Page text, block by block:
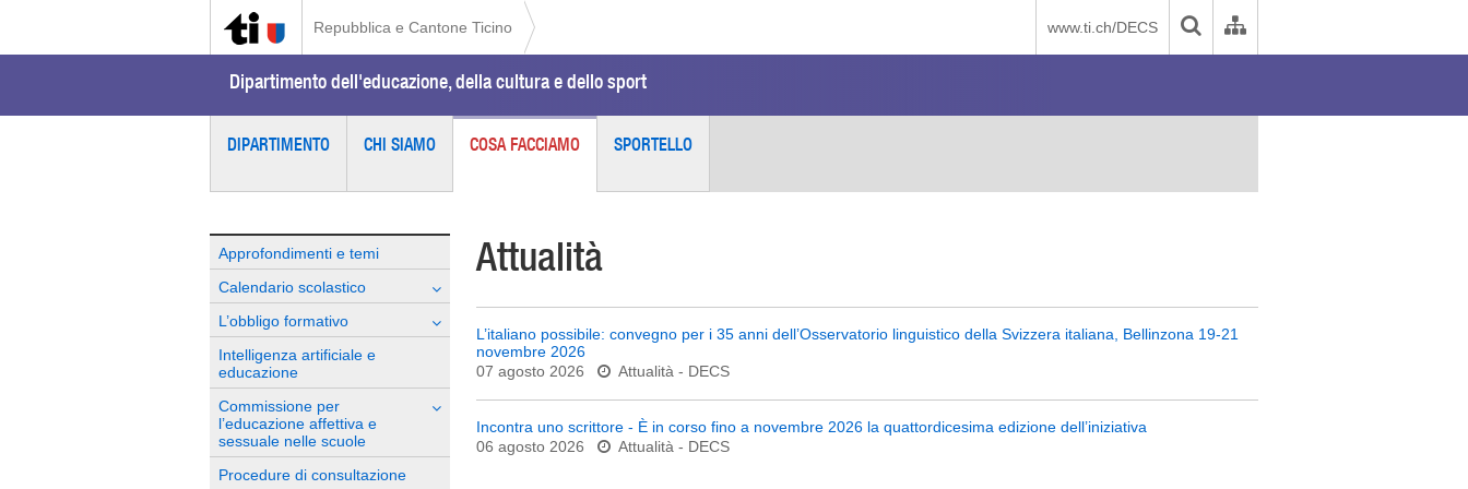
Repubblica e Cantone Ticino www.ti.ch/DECS
Dipartimento dell'educazione, della cultura e dello sport
DIPARTIMENTO CHI SIAMO COSA FACCIAMO SPORTELLO
Approfondimenti e temi
Calendario scolastico
L’obbligo formativo
Intelligenza artificiale e
educazione
Commissione per
l’educazione affettiva e
sessuale nelle scuole
Procedure di consultazione
Attualità
L’italiano possibile: convegno per i 35 anni dell’Osservatorio linguistico della Svizzera italiana, Bellinzona 19-21
novembre 2026
07 agosto 2026
Attualità - DECS
Incontra uno scrittore - È in corso fino a novembre 2026 la quattordicesima edizione dell’iniziativa
06 agosto 2026
Attualità - DECS